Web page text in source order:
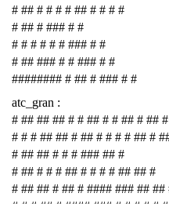
# ## # # # # ## # # # #
# ## # ### # #
# # # # # # ### # #
# ## ### # # ### # #
######## # ## # ### # #
atc_gran :
# ## ## ## # # ## # # ## # ##
# # # ## ## # ## # # # # ## #
# ## ## # # # ### ## #
# ## # # # ## # # # # ## ## #
# ## ## # ## # #### ### ## ##